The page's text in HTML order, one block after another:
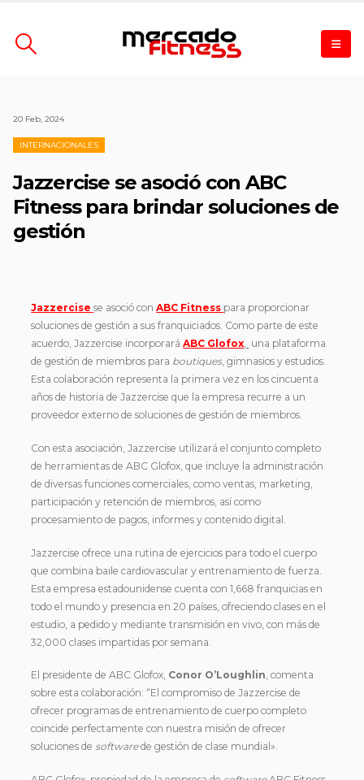
20 Feb, 2024
INTERNACIONALES
Jazzercise se asoció con ABC
Fitness para brindar soluciones de
gestión
Jazzercise se asoció conABC Fitness para proporcionar
soluciones de gestión a sus franquiciados. Como parte de este
acuerdo, Jazzercise incorporaráABC Glofox, una plataforma
de gestión de miembros para boutiques, gimnasios y estudios.
Esta colaboración representa la primera vez en los cincuenta
años de historia de Jazzercise que la empresa recurre a un
proveedor externo de soluciones de gestión de miembros.
Con esta asociación, Jazzercise utilizará el conjunto completo
de herramientas de ABC Glofox, que incluye la administración
de diversas funciones comerciales, como ventas, marketing,
participación y retención de miembros, así como
procesamiento de pagos, informes y contenido digital.
Jazzercise ofrece una rutina de ejercicios para todo el cuerpo
que combina baile cardiovascular y entrenamiento de fuerza.
Esta empresa estadounidense cuenta con 1,668 franquicias en
todo el mundo y presencia en 20 países, ofreciendo clases en el
estudio, a pedido y mediante transmisión en vivo, con más de
32,000 clases impartidas por semana.
El presidente de ABC Glofox, Conor O’Loughlin, comenta
sobre esta colaboración: “El compromiso de Jazzercise de
ofrecer programas de entrenamiento de cuerpo completo
coincide perfectamente con nuestra misión de ofrecer
soluciones desoftwarede gestión de clase mundial».